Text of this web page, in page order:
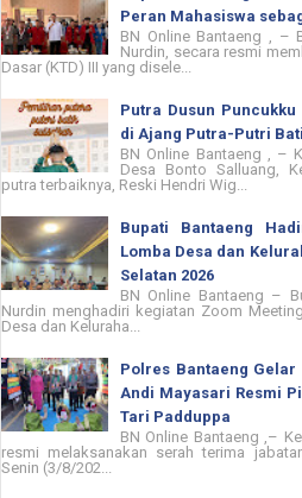
Peran Mahasiswa
BN Online Bantaeng , –
Nurdin, secara resmi
Dasar (KTD) III yang disele...
Putra Dusun
di Ajang Putra-Putri
BN Online Bantaeng , –
Desa Bonto Salluang,
putra terbaiknya, Reski Hendri Wig...
Bupati Bantaeng
Lomba Desa dan
Selatan 2026
BN Online Bantaeng –
Nurdin menghadiri kegiatan Zoom
Desa dan Keluraha...
Polres Bantaeng Gelar
Andi Mayasari Resmi
Tari Padduppa
BN Online Bantaeng ,–
resmi melaksanakan serah terima
Senin (3/8/202...